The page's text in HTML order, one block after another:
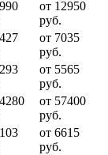
от 12950
руб.
от 7035
руб.
от 5565
руб.
от 57400
руб.
от 6615
руб.